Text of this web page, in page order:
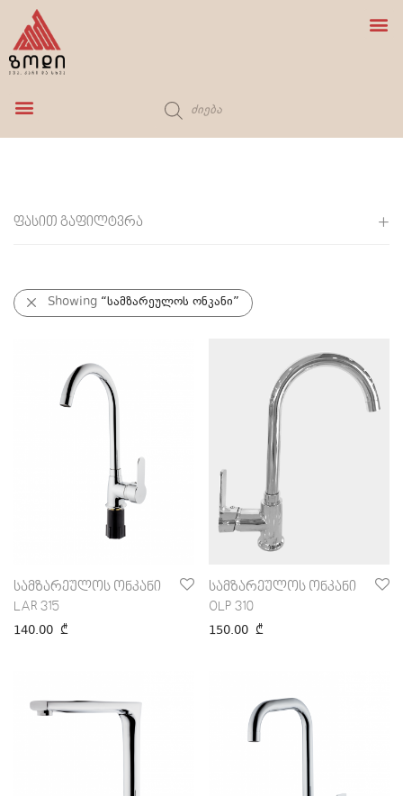
ფასით გაფილტვრა
0₾ 100₾
Showing “სამზარეულოს ონკანი”
სამზარეულოს ონკანი
LAR 315
140.00 ₾
სამზარეულოს ონკანი
OLP 310
150.00 ₾